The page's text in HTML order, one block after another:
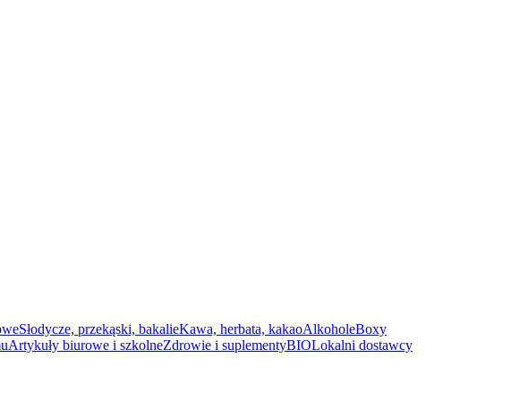
Słodycze, przekąski, bakalieKawa, herbata, kakaoAlkoholeBoxy
Artykuły biurowe i szkolneZdrowie i suplementyBIOLokalni dostawcy